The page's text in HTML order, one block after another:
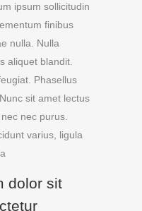
ipsum sollicitudin
finibus
nulla. Nulla
aliquet blandit.
Phasellus
sit amet lectus
nec purus.
varius, ligula
dolor sit